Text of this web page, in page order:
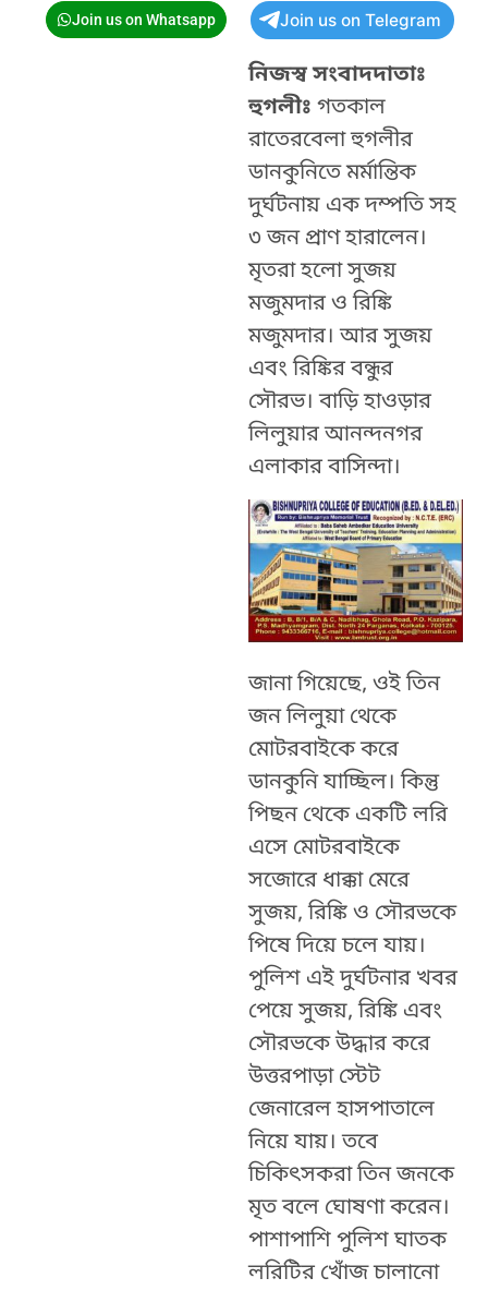
Join us on Whatsapp Join us on Telegram
নিজস্ব সংবাদদাতাঃ
হুগলীঃ গতকাল
রাতেরবেলা হুগলীর
ডানকুনিতে মর্মান্তিক
দুর্ঘটনায় এক দম্পতি সহ
৩ জন প্রাণ হারালেন।
মৃতরা হলো সুজয়
মজুমদার ও রিঙ্কি
মজুমদার। আর সুজয়
এবং রিঙ্কির বন্ধুর
সৌরভ। বাড়ি হাওড়ার
লিলুয়ার আনন্দনগর
এলাকার বাসিন্দা।
জানা গিয়েছে, ওই তিন
জন লিলুয়া থেকে
মোটরবাইকে করে
ডানকুনি যাচ্ছিল। কিন্তু
পিছন থেকে একটি লরি
এসে মোটরবাইকে
সজোরে ধাক্কা মেরে
সুজয়, রিঙ্কি ও সৌরভকে
পিষে দিয়ে চলে যায়।
পুলিশ এই দুর্ঘটনার খবর
পেয়ে সুজয়, রিঙ্কি এবং
সৌরভকে উদ্ধার করে
উত্তরপাড়া স্টেট
জেনারেল হাসপাতালে
নিয়ে যায়। তবে
চিকিৎসকরা তিন জনকে
মৃত বলে ঘোষণা করেন।
পাশাপাশি পুলিশ ঘাতক
লরিটির খোঁজ চালানো